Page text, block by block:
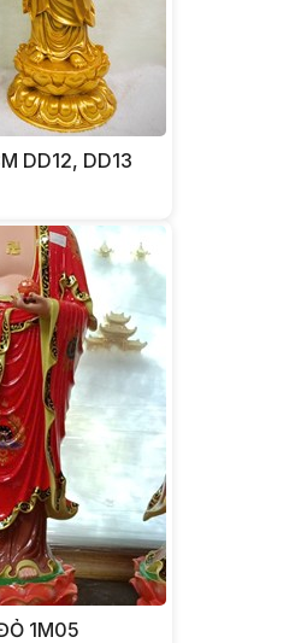
DD12, DD13
1M05